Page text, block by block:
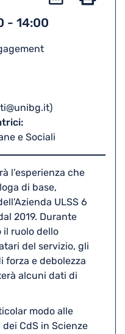
- 14:00
e Sociali
l’esperienza che
di base,
ULSS 6
2019. Durante
il ruolo dello
del servizio, gli
e debolezza
alcuni dati di
modo alle
CdS in Scienze